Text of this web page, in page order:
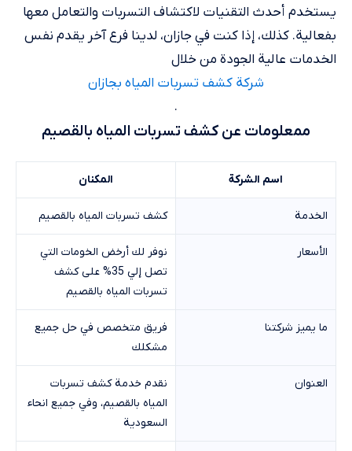
يستخدم أحدث التقنيات لاكتشاف التسربات والتعامل معها
بفعالية. كذلك، إذا كنت في جازان، لدينا فرع آخر يقدم نفس
الخدمات عالية الجودة من خلال
شركة كشف تسربات المياه بجازان
.
ممعلومات عن كشف تسربات المياه بالقصيم
اسم الشركة المكنان
الخدمة كشف تسربات المياه بالقصيم
الأسعار
نوفر لك أرخض الخومات التي
تصل إلي 35% على كشف
تسربات المياه بالقصيم
ما يميز شركتنا
فريق متخصص في حل جميع
مشكلك
العنوان
نقدم خدمة كشف تسربات
المياه بالقصيم، وفي جميع انحاء
السعودية